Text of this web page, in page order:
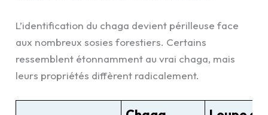
L’identification du chaga devient périlleuse face
aux nombreux sosies forestiers. Certains
ressemblent étonnamment au vrai chaga, mais
leurs propriétés diffèrent radicalement.